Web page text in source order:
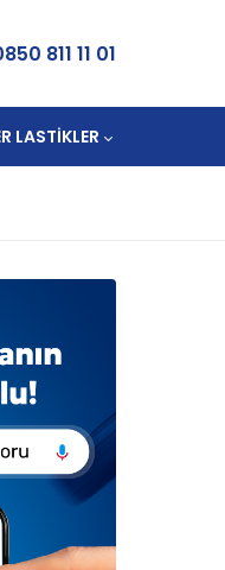
811 11 01
LASTIKLER